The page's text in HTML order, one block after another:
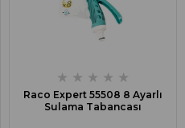
★ ★ ★ ★ ★
Raco Expert 55508 8 Ayarlı
Sulama Tabancası